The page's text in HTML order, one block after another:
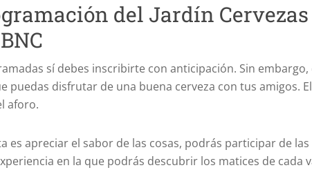
del Jardín Cervezas
sí debes inscribirte con anticipación. Sin embargo,
puedas disfrutar de una buena cerveza con tus amigos.
aforo.
es apreciar el sabor de las cosas, podrás participar de las
en la que podrás descubrir los matices de cada